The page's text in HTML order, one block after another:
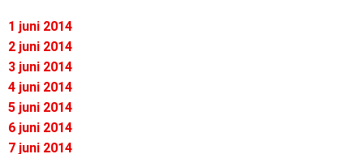
1 juni 2014
2 juni 2014
3 juni 2014
4 juni 2014
5 juni 2014
6 juni 2014
7 juni 2014